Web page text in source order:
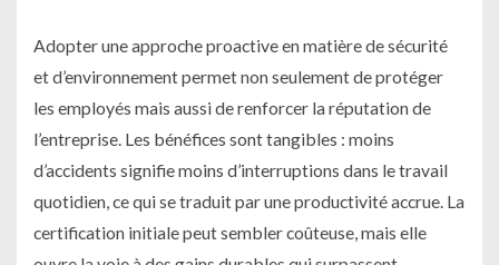
Adopter une approche proactive en matière de sécurité
et d’environnement permet non seulement de protéger
les employés mais aussi de renforcer la réputation de
l’entreprise. Les bénéfices sont tangibles : moins
d’accidents signifie moins d’interruptions dans le travail
quotidien, ce qui se traduit par une productivité accrue. La
certification initiale peut sembler coûteuse, mais elle